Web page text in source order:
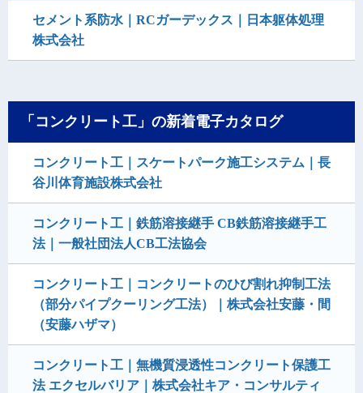
セメント系防水｜RCガーデックス｜日本躯体処理
株式会社
「コンクリート工」の新着電子カタログ
コンクリート工｜スケートパーク施工システム｜長
谷川体育施設株式会社
コンクリート工｜鉄筋溶接継手 CB鉄筋溶接継手工
法｜一般社団法人CB工法協会
コンクリート工｜コンクリートのひび割れ抑制工法
（部分パイプクーリング工法）｜株式会社安藤・間
（安藤ハザマ）
コンクリート工｜無機質浸透性コンクリート保護工
法 エクセルバリア｜株式会社キア・コンサルティ